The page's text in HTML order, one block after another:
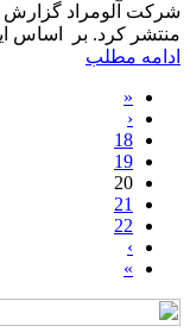
منتشر کرد. بر اساس
ادامه مطلب
«
‹
18
19
20
21
22
›
»